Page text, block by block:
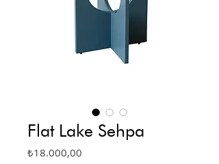
Flat Lake Sehpa
₺18.000,00